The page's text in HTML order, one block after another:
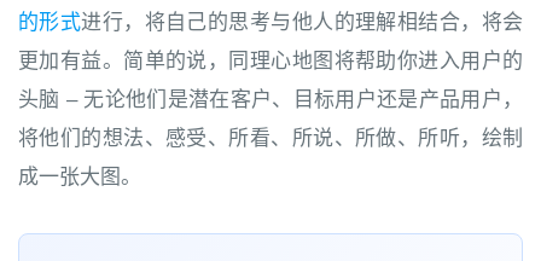
的形式进行，将自己的思考与他人的理解相结合，将会
更加有益。简单的说，同理心地图将帮助你进入用户的
头脑 – 无论他们是潜在客户、目标用户还是产品用户，
将他们的想法、感受、所看、所说、所做、所听，绘制
成一张大图。